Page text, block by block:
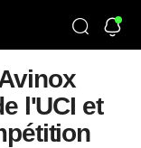
l'UCI et